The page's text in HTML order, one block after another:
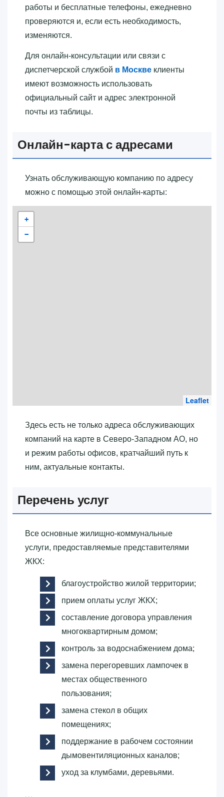
работы и бесплатные телефоны, ежедневно
проверяются и, если есть необходимость,
изменяются.
Для онлайн-консультации или связи с
диспетчерской службой в Москве клиенты
имеют возможность использовать
официальный сайт и адрес электронной
почты из таблицы.
Онлайн-карта с адресами
Узнать обслуживающую компанию по адресу
можно с помощью этой онлайн-карты:
+
−
Leaflet
Здесь есть не только адреса обслуживающих
компаний на карте в Северо-Западном АО, но
и режим работы офисов, кратчайший путь к
ним, актуальные контакты.
Перечень услуг
Все основные жилищно-коммунальные
услуги, предоставляемые представителями
ЖКХ:
благоустройство жилой территории;
прием оплаты услуг ЖКХ;
составление договора управления
многоквартирным домом;
контроль за водоснабжением дома;
замена перегоревших лампочек в
местах общественного
пользования;
замена стекол в общих
помещениях;
поддержание в рабочем состоянии
дымовентиляционных каналов;
уход за клумбами, деревьями.